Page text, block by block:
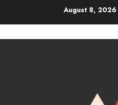
August 8, 2026